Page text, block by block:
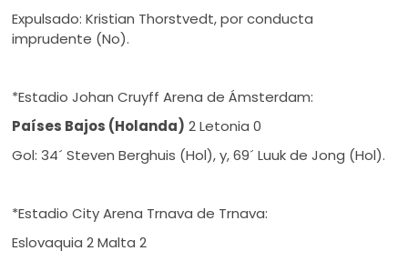
Expulsado: Kristian Thorstvedt, por conducta
imprudente (No).
*Estadio Johan Cruyff Arena de Ámsterdam:
Países Bajos (Holanda) 2 Letonia 0
Gol: 34´ Steven Berghuis (Hol), y, 69´ Luuk de Jong (Hol).
*Estadio City Arena Trnava de Trnava:
Eslovaquia 2 Malta 2